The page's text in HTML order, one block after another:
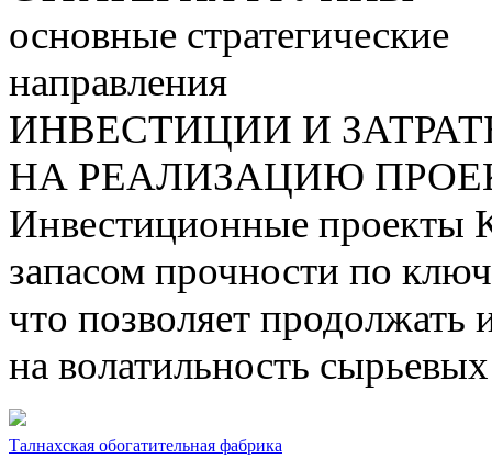
основные стратегические
направления
ИНВЕСТИЦИИ И
НА РЕАЛИЗАЦИЮ
Инвестиционные проекты
запасом прочности по
что позволяет продолжать
на волатильность
Талнахская обогатительная фабрика